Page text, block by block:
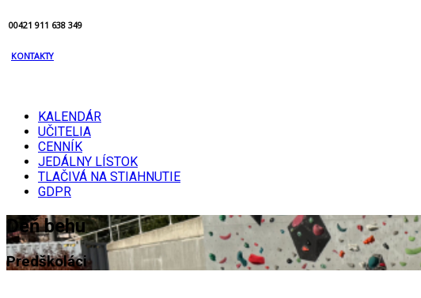
00421 911 638 349
KONTAKTY
KALENDÁR
UČITELIA
CENNÍK
JEDÁLNY LÍSTOK
TLAČIVÁ NA STIAHNUTIE
GDPR
Deň behu
Predškoláci